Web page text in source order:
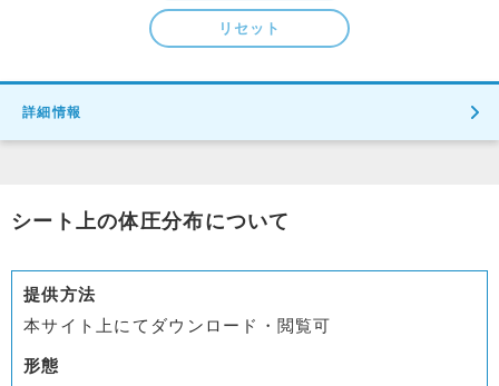
リセット
詳細情報
シート上の体圧分布について
提供方法
本サイト上にてダウンロード・閲覧可
形態